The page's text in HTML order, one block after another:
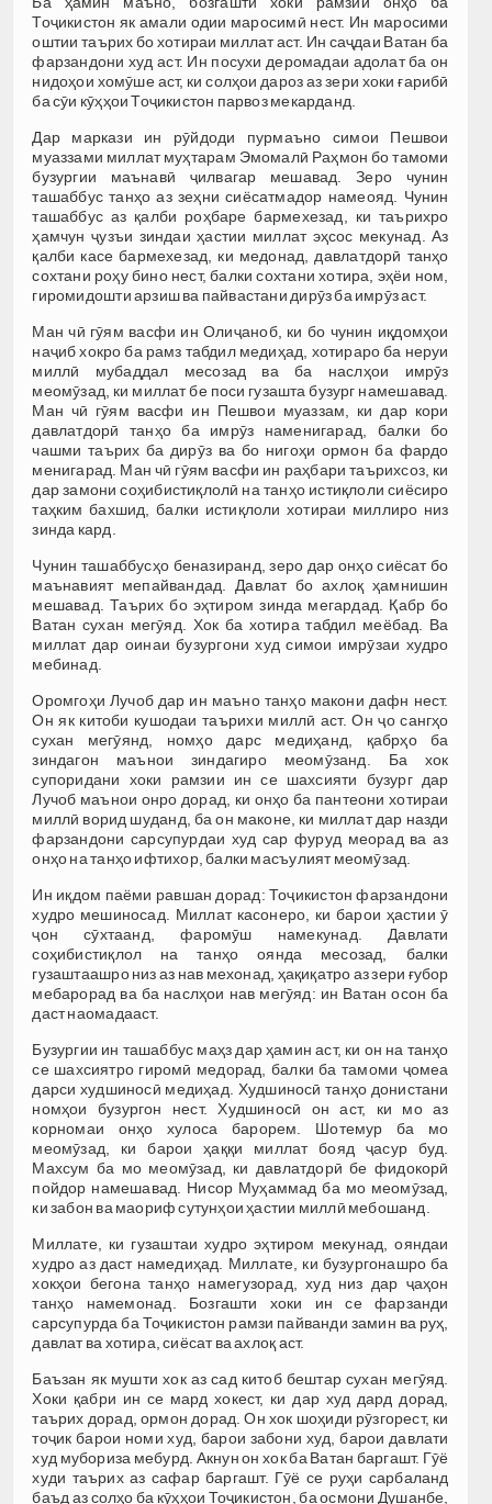
Тоҷикистон як амали одии маросимӣ нест. Ин маросими
оштии таърих бо хотираи миллат аст. Ин саҷдаи Ватан ба
фарзандони худ аст. Ин посухи деромадаи адолат ба он
нидоҳои хомӯше аст, ки солҳои дароз аз зери хоки ғарибӣ
ба сӯи кӯҳҳои Тоҷикистон парвоз мекарданд.
Дар маркази ин рӯйдоди пурмаъно симои Пешвои
муаззами миллат муҳтарам Эмомалӣ Раҳмон бо тамоми
бузургии маънавӣ ҷилвагар мешавад. Зеро чунин
ташаббус танҳо аз зеҳни сиёсатмадор намеояд. Чунин
ташаббус аз қалби роҳбаре бармехезад, ки таърихро
ҳамчун ҷузъи зиндаи ҳастии миллат эҳсос мекунад. Аз
қалби касе бармехезад, ки медонад, давлатдорӣ танҳо
сохтани роҳу бино нест, балки сохтани хотира, эҳёи ном,
гиромидошти арзиш ва пайвастани дирӯз ба имрӯз аст.
Ман чӣ гӯям васфи ин Олиҷаноб, ки бо чунин иқдомҳои
наҷиб хокро ба рамз табдил медиҳад, хотираро ба неруи
миллӣ мубаддал месозад ва ба наслҳои имрӯз
меомӯзад, ки миллат бе поси гузашта бузург намешавад.
Ман чӣ гӯям васфи ин Пешвои муаззам, ки дар кори
давлатдорӣ танҳо ба имрӯз наменигарад, балки бо
чашми таърих ба дирӯз ва бо нигоҳи ормон ба фардо
менигарад. Ман чӣ гӯям васфи ин раҳбари таърихсоз, ки
дар замони соҳибистиқлолӣ на танҳо истиқлоли сиёсиро
таҳким бахшид, балки истиқлоли хотираи миллиро низ
зинда кард.
Чунин ташаббусҳо беназиранд, зеро дар онҳо сиёсат бо
маънавият мепайвандад. Давлат бо ахлоқ ҳамнишин
мешавад. Таърих бо эҳтиром зинда мегардад. Қабр бо
Ватан сухан мегӯяд. Хок ба хотира табдил меёбад. Ва
миллат дар оинаи бузургони худ симои имрӯзаи худро
мебинад.
Оромгоҳи Лучоб дар ин маъно танҳо макони дафн нест.
Он як китоби кушодаи таърихи миллӣ аст. Он ҷо сангҳо
сухан мегӯянд, номҳо дарс медиҳанд, қабрҳо ба
зиндагон маънои зиндагиро меомӯзанд. Ба хок
супоридани хоки рамзии ин се шахсияти бузург дар
Лучоб маънои онро дорад, ки онҳо ба пантеони хотираи
миллӣ ворид шуданд, ба он маконе, ки миллат дар назди
фарзандони сарсупурдаи худ сар фуруд меорад ва аз
онҳо на танҳо ифтихор, балки масъулият меомӯзад.
Ин иқдом паёми равшан дорад: Тоҷикистон фарзандони
худро мешиносад. Миллат касонеро, ки барои ҳастии ӯ
ҷон сӯхтаанд, фаромӯш намекунад. Давлати
соҳибистиқлол на танҳо оянда месозад, балки
гузаштаашро низ аз нав мехонад, ҳақиқатро аз зери ғубор
мебарорад ва ба наслҳои нав мегӯяд: ин Ватан осон ба
даст наомадааст.
Бузургии ин ташаббус маҳз дар ҳамин аст, ки он на танҳо
се шахсиятро гиромӣ медорад, балки ба тамоми ҷомеа
дарси худшиносӣ медиҳад. Худшиносӣ танҳо донистани
номҳои бузургон нест. Худшиносӣ он аст, ки мо аз
корномаи онҳо хулоса барорем. Шотемур ба мо
меомӯзад, ки барои ҳаққи миллат бояд ҷасур буд.
Махсум ба мо меомӯзад, ки давлатдорӣ бе фидокорӣ
пойдор намешавад. Нисор Муҳаммад ба мо меомӯзад,
ки забон ва маориф сутунҳои ҳастии миллӣ мебошанд.
Миллате, ки гузаштаи худро эҳтиром мекунад, ояндаи
худро аз даст намедиҳад. Миллате, ки бузургонашро ба
хокҳои бегона танҳо намегузорад, худ низ дар ҷаҳон
танҳо намемонад. Бозгашти хоки ин се фарзанди
сарсупурда ба Тоҷикистон рамзи пайванди замин ва руҳ,
давлат ва хотира, сиёсат ва ахлоқ аст.
Баъзан як мушти хок аз сад китоб бештар сухан мегӯяд.
Хоки қабри ин се мард хокест, ки дар худ дард дорад,
таърих дорад, ормон дорад. Он хок шоҳиди рӯзгорест, ки
тоҷик барои номи худ, барои забони худ, барои давлати
худ мубориза мебурд. Акнун он хок ба Ватан баргашт. Гӯё
худи таърих аз сафар баргашт. Гӯё се руҳи сарбаланд
баъд аз солҳо ба кӯҳҳои Тоҷикистон, ба осмони Душанбе,